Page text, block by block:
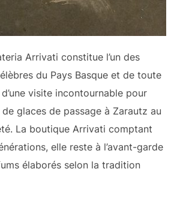
Arrivati constitue l’un des
du Pays Basque et de toute
d’une visite incontournable pour
glaces de passage à Zarautz au
La boutique Arrivati comptant
elle reste à l’avant-garde
élaborés selon la tradition